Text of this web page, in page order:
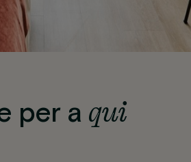
per a qui